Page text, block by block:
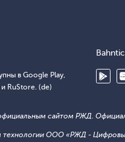
в Google Play,
RuStore. (de)
сайтом РЖД.
технологии ООО «РЖД -